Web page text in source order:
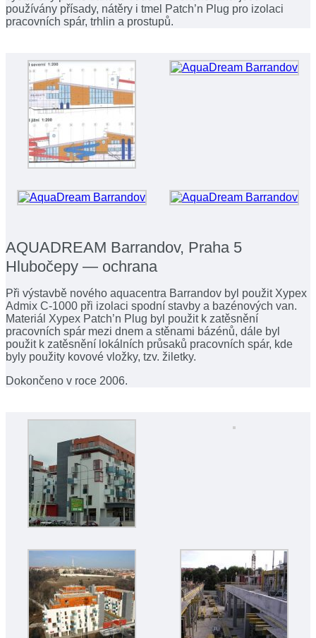
používány přísady, nátěry i tmel Patch’n Plug pro izolaci
pracovních spár, trhlin a prostupů.
AQUADREAM Barrandov, Praha 5
Hlubočepy — ochrana
Při výstavbě nového aquacentra Barrandov byl použit Xypex
Admix C-1000 při izolaci spodní stavby a bazénových van.
Materiál Xypex Patch’n Plug byl použit k zatěsnění
pracovních spár mezi dnem a stěnami bázénů, dále byl
použit k zatěsnění lokálních průsaků pracovních spár, kde
byly použity kovové vložky, tzv. žiletky.
Dokončeno v roce 2006.